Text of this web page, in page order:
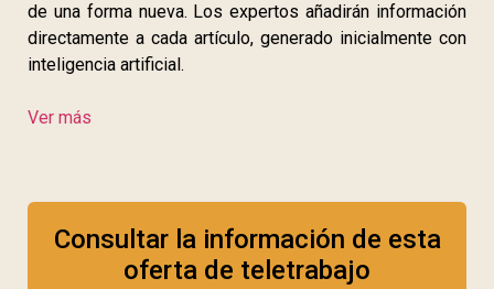
de una forma nueva. Los expertos añadirán información
directamente a cada artículo, generado inicialmente con
inteligencia artificial.
Ver más
Consultar la información de esta
oferta de teletrabajo